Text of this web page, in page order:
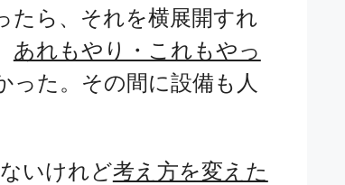
たら、それを横展開すれ
あれもやり・これもやっ
った。その間に設備も人
いけれど考え方を変えた